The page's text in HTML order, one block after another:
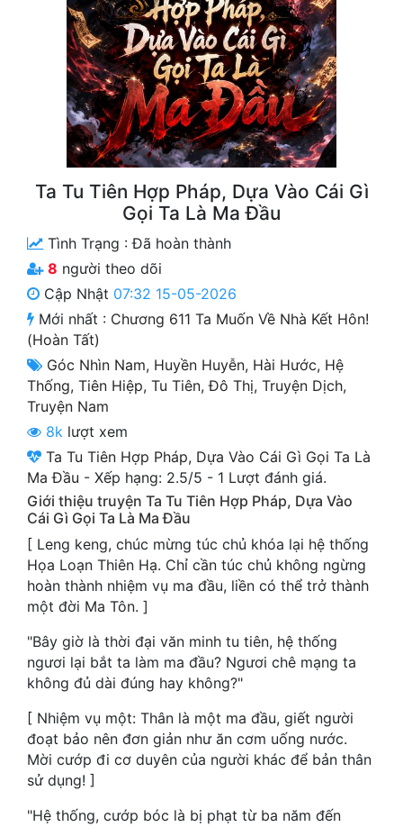
Truyện Nhập Môn
Truyện ngắn
Cạnh Kỹ
Du Hí
Dã Sử
Dị Giới
Dị Năng
Gia Đấu
Góc Nhìn Nam
Góc Nhìn Nữ
Huyền Huyễn
Huyền Nghi
Huyền Ảo
Hài Hước
Hệ Thống
Học Đường
Khoa Huyễn
Ta Tu Tiên Hợp Pháp, Dựa Vào Cái Gì
Gọi Ta Là Ma Đầu
Tình Trạng :Đã hoàn thành
8 người theo dõi
Cập Nhật 07:32 15-05-2026
Mới nhất : Chương 611 Ta Muốn Về Nhà Kết Hôn!
(Hoàn Tất)
Góc Nhìn Nam, Huyền Huyễn, Hài Hước, Hệ
Thống, Tiên Hiệp, Tu Tiên,Đô Thị, Truyện Dịch,
Truyện Nam
8k lượt xem
Ta Tu Tiên Hợp Pháp, Dựa Vào Cái Gì Gọi Ta Là
Ma Đầu - Xếp hạng: 2.5/5 - 1 Lượt đánh giá.
Giới thiệu truyện Ta Tu Tiên Hợp Pháp, Dựa Vào
Cái Gì Gọi Ta Là Ma Đầu
[ Leng keng, chúc mừng túc chủ khóa lại hệ thống
Họa Loạn Thiên Hạ. Chỉ cần túc chủ không ngừng
hoàn thành nhiệm vụ ma đầu, liền có thể trở thành
một đời Ma Tôn. ]
"Bây giờ là thời đại văn minh tu tiên, hệ thống
ngươi lại bắt ta làm ma đầu? Ngươi chê mạng ta
không đủ dài đúng hay không?"
[ Nhiệm vụ một: Thân là một ma đầu, giết người
đoạt bảo nên đơn giản như ăn cơm uống nước.
Mời cướp đi cơ duyên của người khác để bản thân
sử dụng! ]
"Hệ thống, cướp bóc là bị phạt từ ba năm đến